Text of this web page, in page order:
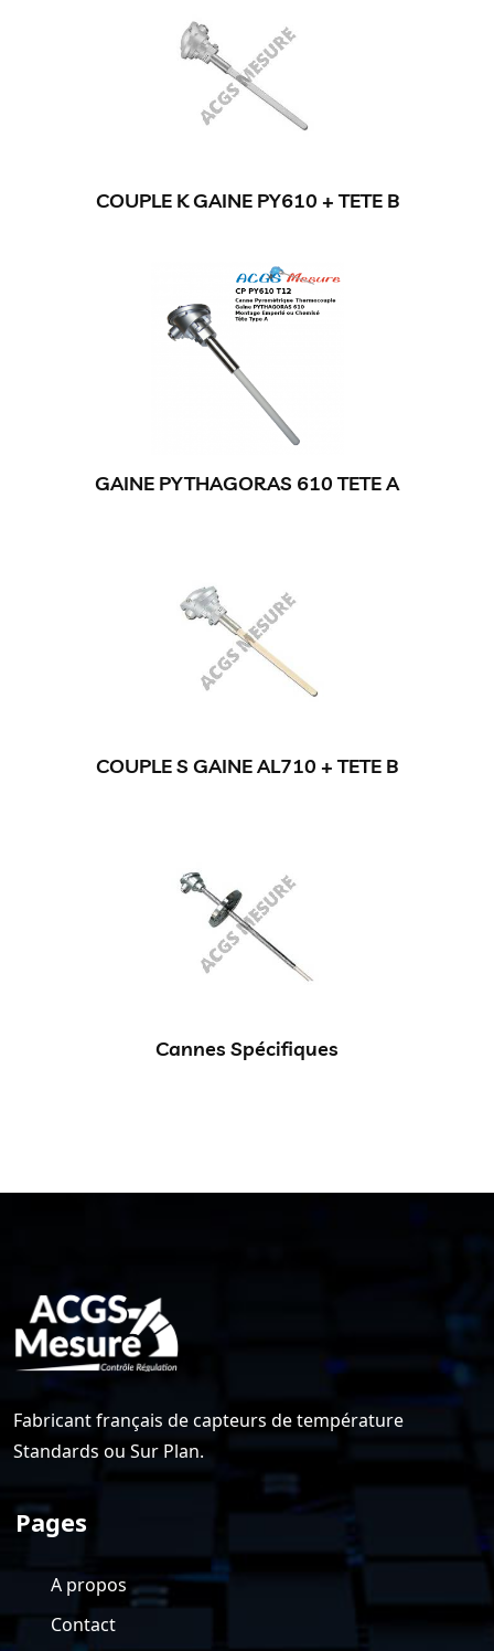
COUPLE K GAINE PY610 + TETE B
GAINE PYTHAGORAS 610 TETE A
COUPLE S GAINE AL710 + TETE B
Cannes Spécifiques
Fabricant français de capteurs de température
Standards ou Sur Plan.
Pages
A propos
Contact